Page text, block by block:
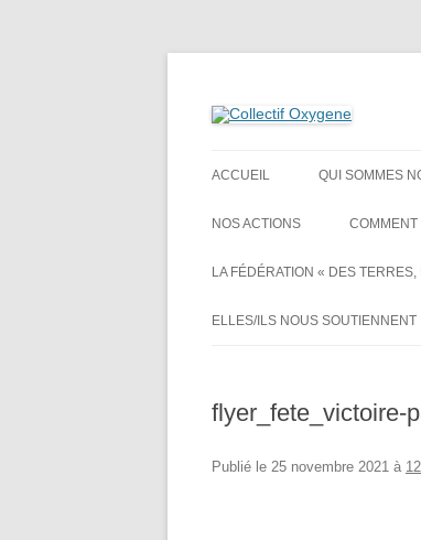
Collectif
ACCUEIL QUI SOMMES
NOS ACTIONS COMMENT
LA FÉDÉRATION « DES TERRES,
ELLES/ILS NOUS SOUTIENNENT
flyer_fete_victoire-
Publié le 25 novembre 2021 à